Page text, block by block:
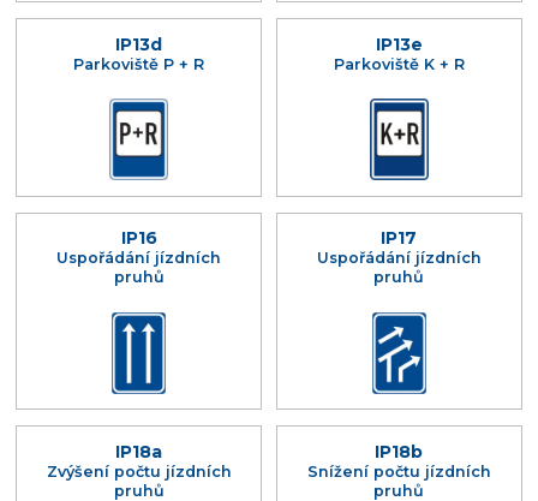
IP13d
Parkoviště P + R
IP13e
Parkoviště K + R
IP16
Uspořádání jízdních
pruhů
IP17
Uspořádání jízdních
pruhů
IP18a
Zvýšení počtu jízdních
pruhů
IP18b
Snížení počtu jízdních
pruhů